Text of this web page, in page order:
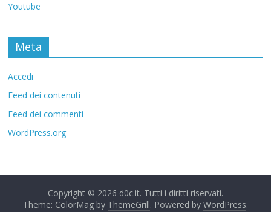
Youtube
Meta
Accedi
Feed dei contenuti
Feed dei commenti
WordPress.org
Copyright © 2026 d0c.it. Tutti i diritti riservati.
Theme: ColorMag by ThemeGrill. Powered by WordPress.